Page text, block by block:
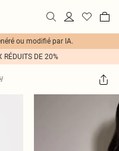
ou modifié par IA.
RÉDUITS DE 20%